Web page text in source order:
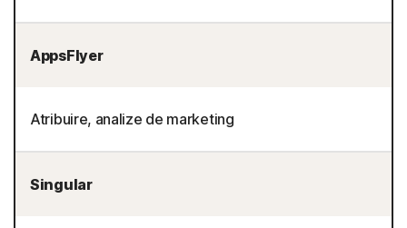
AppsFlyer
Atribuire, analize de marketing
Singular